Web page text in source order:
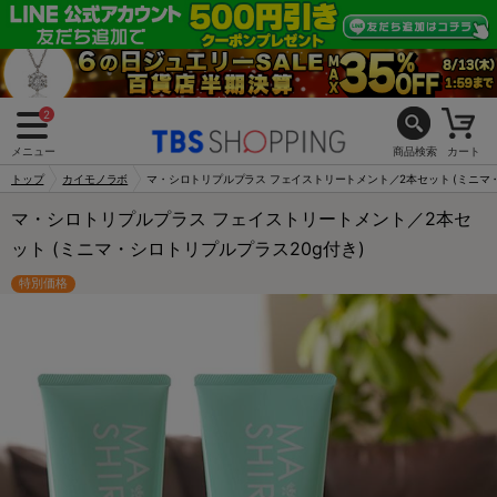
2
メニュー 商品検索 カート
トップ カイモノラボ マ・シロトリプルプラス フェイストリートメント／2本セット (ミニ
マ・シロトリプルプラス フェイストリートメント／2本セ
ット (ミニマ・シロトリプルプラス20g付き)
特別価格